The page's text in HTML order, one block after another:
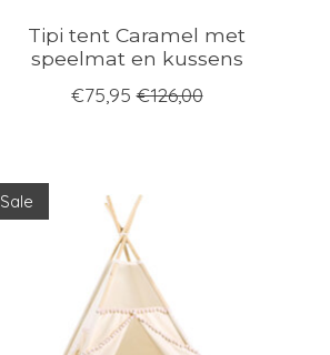
Tipi tent Caramel met
speelmat en kussens
€75,95 €126,00
Sale